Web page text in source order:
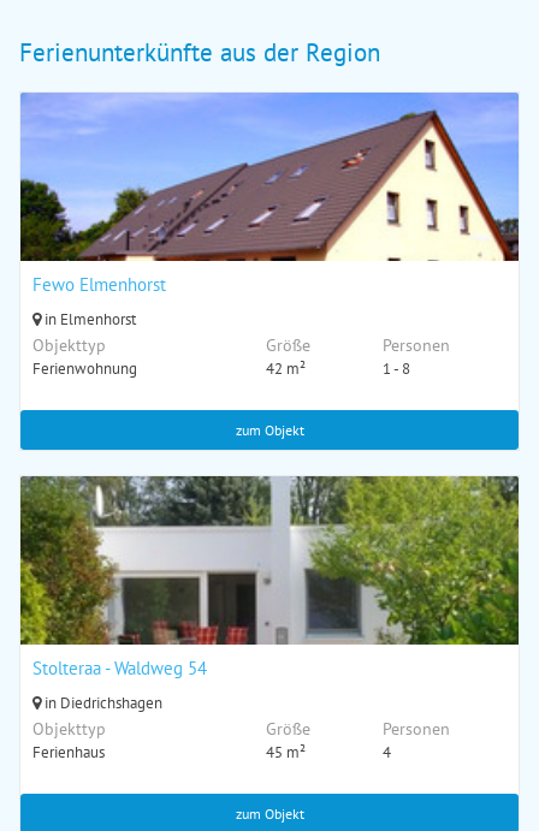
Ferienunterkünfte aus der Region
Fewo Elmenhorst
in Elmenhorst
Objekttyp
Ferienwohnung
Größe
42 m²
Personen
1 - 8
zum Objekt
Stolteraa - Waldweg 54
in Diedrichshagen
Objekttyp
Ferienhaus
Größe
45 m²
Personen
4
zum Objekt